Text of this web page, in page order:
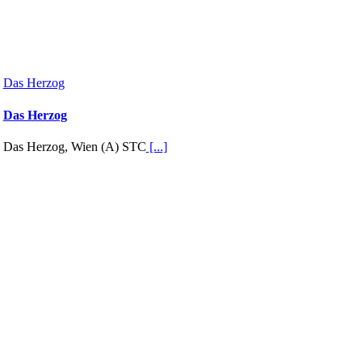
Das Herzog
Das Herzog
Das Herzog, Wien (A) STC [...]